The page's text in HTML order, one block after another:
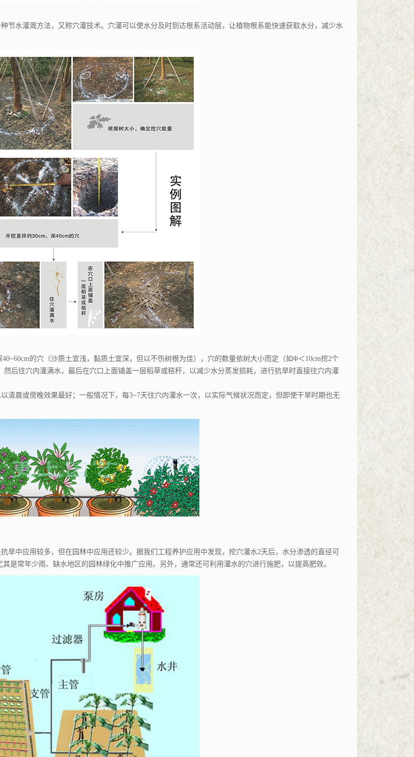
水灌溉方法，又称穴灌技术。穴灌可以使水分及时到达根系活动层，让植物根系能快速获取水分，减少水
40~60cm的穴（沙质土宜浅，黏质土宜深，但以不伤树根为佳），穴的数量依树大小而定（如Φ＜10cm挖2个
然后往穴内灌满水，最后在穴口上面铺盖一层稻草或秸秆，以减少水分蒸发损耗，进行抗旱时直接往穴内灌
晨或傍晚效果最好；一般情况下，每3~7天往穴内灌水一次，以实际气候状况而定，但即使干旱时期也无
中应用较多，但在园林中应用还较少。据我们工程养护应用中发现，挖穴灌水2天后，水分渗透的直径可
是常年少雨、缺水地区的园林绿化中推广应用。另外，通常还可利用灌水的穴进行施肥，以提高肥效。